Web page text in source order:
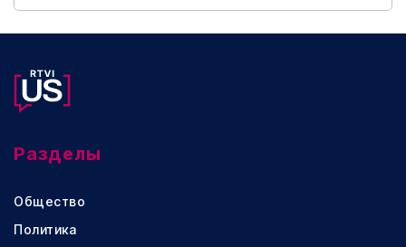
Разделы
Общество
Политика